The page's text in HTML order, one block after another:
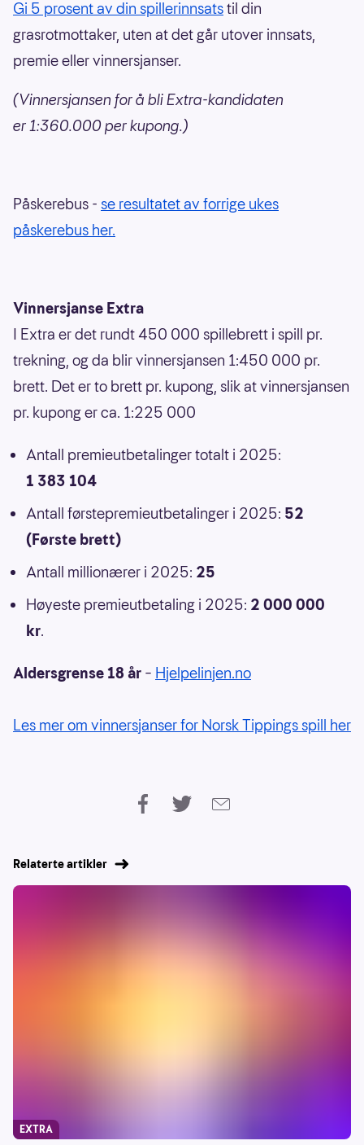
Gi 5 prosent av din spillerinnsatstil din
grasrotmottaker, uten at det går utover innsats,
premie eller vinnersjanser.
(Vinnersjansen for å bli Extra-kandidaten
er 1:360.000 per kupong.)
Påskerebus - se resultatet av forrige ukes
påskerebus her.
Vinnersjanse Extra
I Extra er det rundt 450 000 spillebrett i spill pr.
trekning, og da blir vinnersjansen 1:450 000 pr.
brett. Det er to brett pr. kupong, slik at vinnersjansen
pr. kupong er ca. 1:225 000
Antall premieutbetalinger totalt i 2025:
1 383 104
Antall førstepremieutbetalinger i 2025: 52
(Første brett)
Antall millionærer i 2025: 25
Høyeste premieutbetaling i 2025: 2 000 000
kr.
Aldersgrense 18 år – Hjelpelinjen.no
Les mer om vinnersjanser for Norsk Tippings spill her
Relaterte artikler
EXTRA